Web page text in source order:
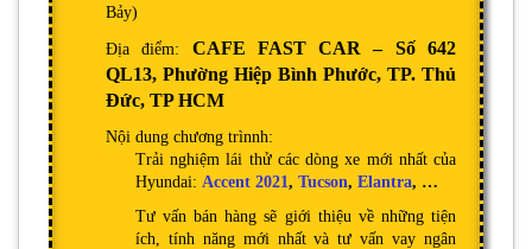
Bảy)
Địa điểm: CAFE FAST CAR – Số 642
QL13, Phường Hiệp Bình Phước, TP. Thủ
Đức, TPHCM
Nội dung chương trìnnh:
Trải nghiệm lái thử các dòng xe mới nhất của
Hyundai: Accent 2021, Tucson, Elantra, …
Tư vấn bán hàng sẽ giới thiệu về những tiện
ích, tính năng mới nhất và tư vấn vay ngân